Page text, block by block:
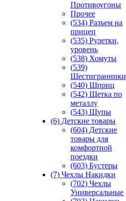
Противоугоны
Прочее
(534) Разъем на
прицеп
(535) Рулетки,
уровень
(538) Хомуты
(539)
Шестигранники
(540) Шприц
(542) Щетка по
металлу
(543) Щупы
(6) Детские товары
(604) Детские
товары для
комфортной
поездки
(603) Бустеры
(7) Чехлы Накидки
(702) Чехлы
Универсальные